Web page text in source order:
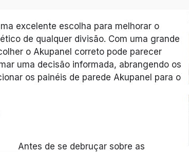
excelente escolha para melhorar o
de qualquer divisão. Com uma grande
o Akupanel correto pode parecer
uma decisão informada, abrangendo os
os painéis de parede Akupanel para o
Antes de se debruçar sobre as